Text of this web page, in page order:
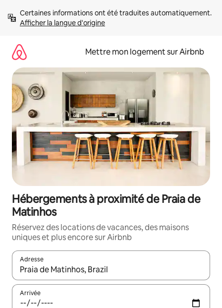
directement
Afficher la langue d'origine
Mettre mon logement sur Airbnb
Hébergements à proximité de Praia de
Matinhos
Réservez des locations de vacances, des maisons
uniques et plus encore sur Airbnb
Adresse
Lorsque les résultats s'affichent, utilisez les flèches vers le
Arrivée